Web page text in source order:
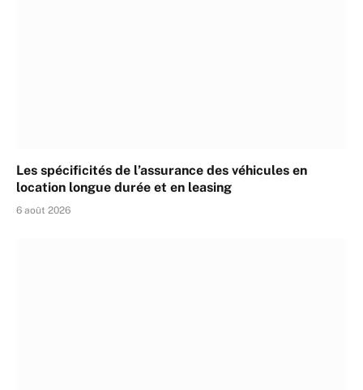
Les spécificités de l’assurance des véhicules en
location longue durée et en leasing
6 août 2026